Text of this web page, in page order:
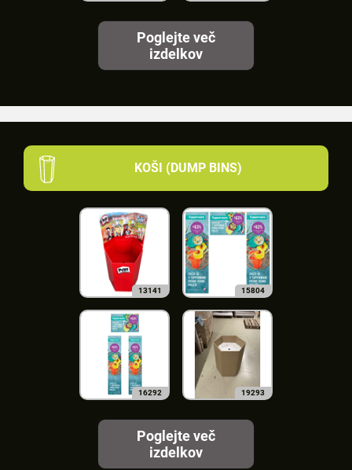
Poglejte več
izdelkov
KOŠI (DUMP BINS)
13141 15804
16292 19293
Poglejte več
izdelkov